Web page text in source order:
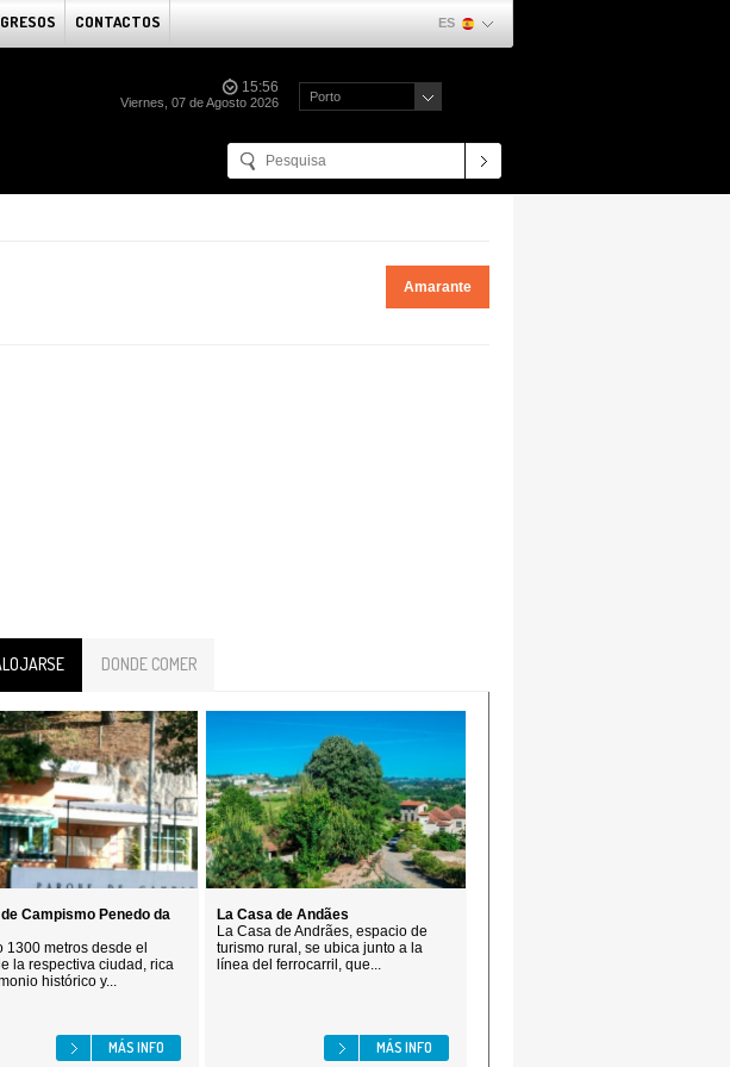
CONTACTOS ES
15:56
Viernes, 07 de Agosto 2026 Porto
Amarante
DONDE COMER
Campismo Penedo da
1300 metros desde el
la respectiva ciudad, rica
histórico y...
MÁS INFO
La Casa de Andães
La Casa de Andrães, espacio de
turismo rural, se ubica junto a la
línea del ferrocarril, que...
MÁS INFO